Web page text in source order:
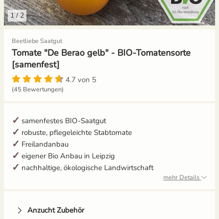
1/2
Beetliebe Saatgut
Tomate "De Berao gelb" - BIO-Tomatensorte
[samenfest]
4.7 von 5
(45 Bewertungen)
samenfestes BIO-Saatgut
robuste, pflegeleichte Stabtomate
Freilandanbau
eigener Bio Anbau in Leipzig
nachhaltige, ökologische Landwirtschaft
mehr Details
Anzucht Zubehör
Gemüsesamen Set
Gurken
Jalapeno
Knollenfenchel
Kohl
Kohlrabi
Kräutersamen
Kürbis
Gelbe Tomaten
Gewächshaustomaten
Grüne Tomaten
Italienische Tomaten
Ochsenherztomaten
Orangene Tomaten
Pfirsichtomaten
Romatomaten
Aussaat und Anzucht im Dezember
Aussaat und Anzucht im Juli
Aussaat und Anzucht im Juni
Aussaat und Anzucht im Mai